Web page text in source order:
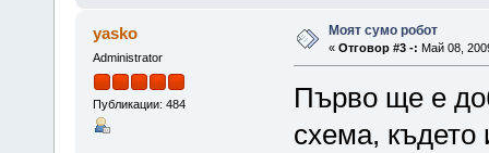
yasko
Administrator
Публикации: 484
Моят сумо робот
« Отговор #3 -: Май 08,
Първо ще е
схема,